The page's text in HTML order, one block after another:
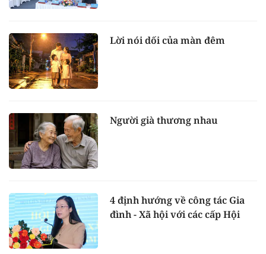
Lời nói dối của màn đêm
Người già thương nhau
4 định hướng về công tác Gia
đình - Xã hội với các cấp Hội